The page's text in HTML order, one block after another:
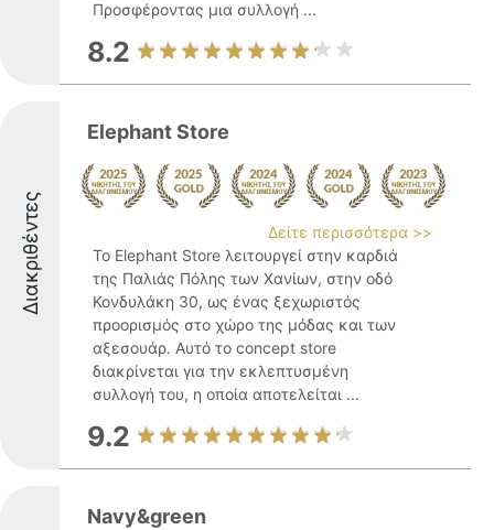
Προσφέροντας μια συλλογή ...
8.2
Διακριθέντες
Elephant Store
Δείτε περισσότερα >>
Το Elephant Store λειτουργεί στην καρδιά
της Παλιάς Πόλης των Χανίων, στην οδό
Κονδυλάκη 30, ως ένας ξεχωριστός
προορισμός στο χώρο της μόδας και των
αξεσουάρ. Αυτό το concept store
διακρίνεται για την εκλεπτυσμένη
συλλογή του, η οποία αποτελείται ...
9.2
Navy&green